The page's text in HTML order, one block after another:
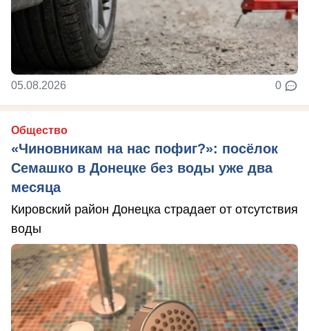
05.08.2026 0
Общество
«Чиновникам на нас пофиг?»: посёлок
Семашко в Донецке без воды уже два
месяца
Кировский район Донецка страдает от отсутствия
воды